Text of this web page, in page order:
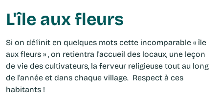
L'île aux fleurs
Si on définit en quelques mots cette incomparable « île
aux fleurs » , on retientra l'accueil des locaux, une leçon
de vie des cultivateurs, la ferveur religieuse tout au long
de l’année et dans chaque village. Respect à ces
habitants !